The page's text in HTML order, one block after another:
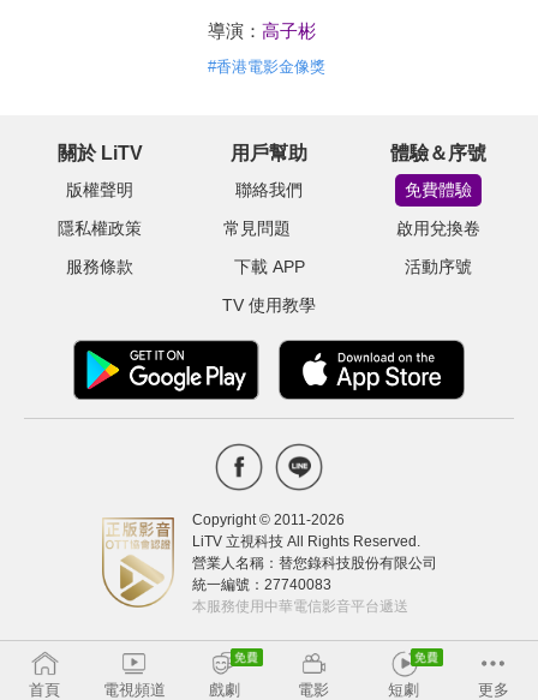
導演： 高子彬
#香港電影金像獎
關於 LiTV
版權聲明
隱私權政策
服務條款
用戶幫助
聯絡我們
常見問題
下載 APP
TV 使用教學
體驗＆序號
免費體驗
啟用兌換卷
活動序號
Copyright © 2011-2026
LiTV 立視科技 All Rights Reserved.
營業人名稱：替您錄科技股份有限公司
統一編號：27740083
本服務使用中華電信影音平台遞送
首頁 電視頻道 戲劇 電影 短劇 更多